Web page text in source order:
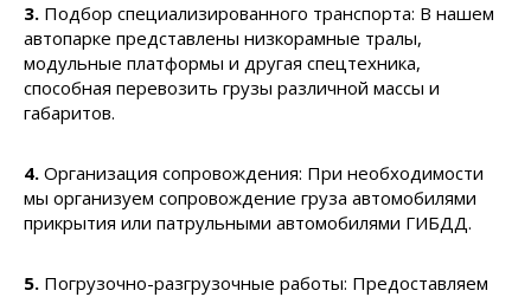
3. Подбор специализированного транспорта: В нашем
автопарке представлены низкорамные тралы,
модульные платформы и другая спецтехника,
способная перевозить грузы различной массы и
габаритов.
4. Организация сопровождения: При необходимости
мы организуем сопровождение груза автомобилями
прикрытия или патрульными автомобилями ГИБДД.
5. Погрузочно-разгрузочные работы: Предоставляем